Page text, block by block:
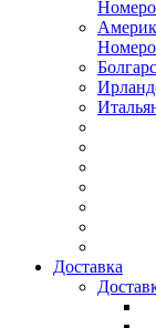
Доставка